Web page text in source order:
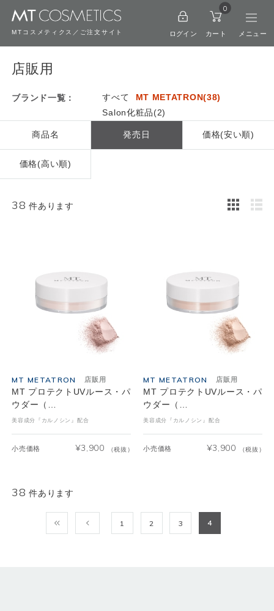
MTコスメティクス／ご注文サイト ログイン カート
0
店販用
ブランド一覧： すべて
MT METATRON(38)
Salon化粧品(2)
商品名 発売日 価格(安い順)
価格(高い順)
38 件あります
MT METATRON 店販用
MT プロテクトUVルース・パ
ウダー（…
美容成分『カルノシン』配合
小売価格 ¥3,900 （税抜）
MT METATRON 店販用
MT プロテクトUVルース・パ
ウダー（…
美容成分『カルノシン』配合
小売価格 ¥3,900 （税抜）
38 件あります
1 2 3 4